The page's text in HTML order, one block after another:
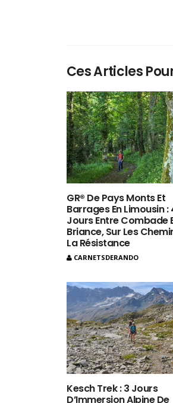
Ces Articles
GR® De Pays Monts Et
Barrages En Limousin :
Jours Entre Combade
Briance, Sur Les
La Résistance
CARNETSDERANDO
Kesch Trek : 3 Jours
D’Immersion Alpine De